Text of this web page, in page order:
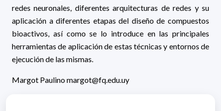
redes neuronales, diferentes arquitecturas de redes y su
aplicación a diferentes etapas del diseño de compuestos
bioactivos, así como se lo introduce en las principales
herramientas de aplicación de estas técnicas y entornos de
ejecución de las mismas.
Margot Paulino margot@fq.edu.uy